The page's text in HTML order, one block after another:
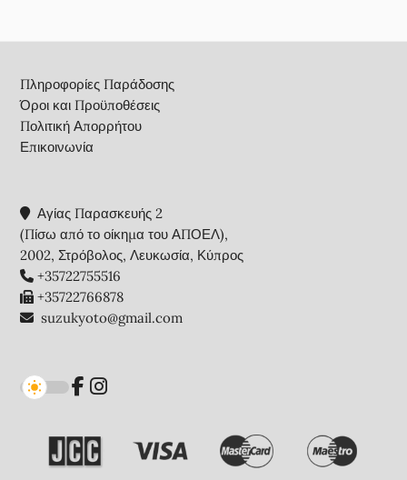
Πληροφορίες Παράδοσης
Όροι και Προϋποθέσεις
Πολιτική Απορρήτου
Επικοινωνία
Αγίας Παρασκευής 2
(Πίσω από το οίκημα του ΑΠΟΕΛ),
2002, Στρόβολος, Λευκωσία, Κύπρος
+35722755516
+35722766878
suzukyoto@gmail.com